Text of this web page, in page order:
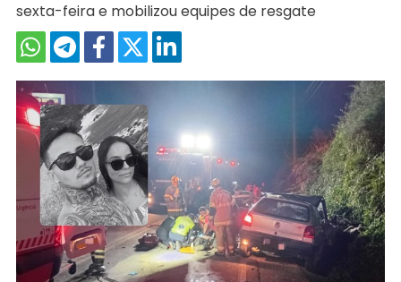
sexta-feira e mobilizou equipes de resgate